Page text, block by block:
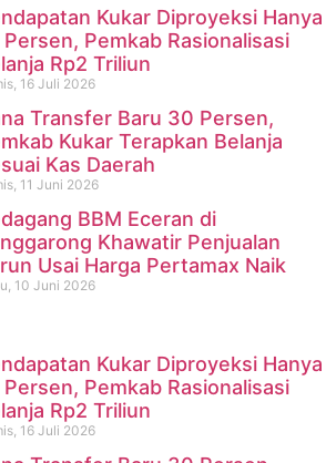
Kukar Diproyeksi Hanya
Persen, Pemkab Rasionalisasi
Rp2 Triliun
16 Juli 2026
Transfer Baru 30 Persen,
Kukar Terapkan Belanja
Kas Daerah
11 Juni 2026
BBM Eceran di
Khawatir Penjualan
Usai Harga Pertamax Naik
10 Juni 2026
yang Hilang di
Ditemukan
di Sungai
Kukar Diproyeksi Hanya
Persen, Pemkab Rasionalisasi
Rp2 Triliun
16 Juli 2026